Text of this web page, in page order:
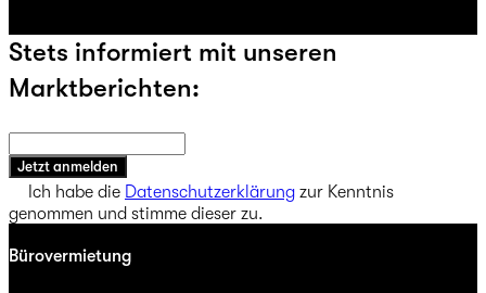
Stets informiert mit unseren
Marktberichten:
Jetzt anmelden
Ich habe die Datenschutzerklärung zur Kenntnis
genommen und stimme dieser zu.
Bürovermietung